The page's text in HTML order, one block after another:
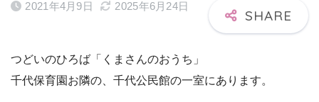
2021年4月9日 2025年6月24日
つどいのひろば「くまさんのおうち」
千代保育園お隣の、千代公民館の一室にあります。